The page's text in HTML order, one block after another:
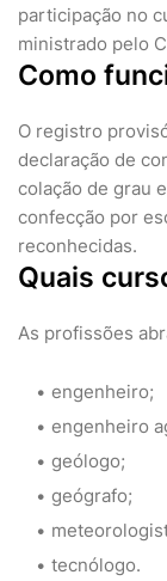
participação no
ministrado pelo
Como
O registro
declaração de
colação de grau
confecção por
reconhecidas.
Quais
As profissões
engenheiro;
engenheiro
geólogo;
geógrafo;
tecnólogo.